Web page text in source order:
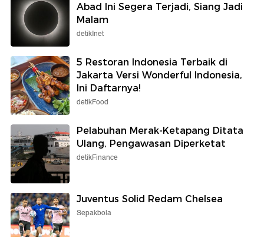
Abad Ini Segera Terjadi, Siang Jadi
Malam
detikInet
5 Restoran Indonesia Terbaik di
Jakarta Versi Wonderful Indonesia,
Ini Daftarnya!
detikFood
Pelabuhan Merak-Ketapang Ditata
Ulang, Pengawasan Diperketat
detikFinance
Juventus Solid Redam Chelsea
Sepakbola